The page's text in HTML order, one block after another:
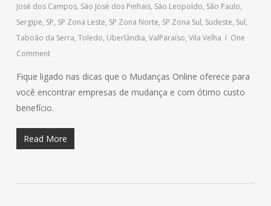
José dos Campos, São José dos Pinhais, São Leopoldo, São Paulo,
Sergipe, SP, SP Zona Leste, SP Zona Norte, SP Zona Sul, Sudeste, Sul,
Taboão da Serra, Toledo, Uberlândia, ValParaíso, Vila Velha
One
Comment
Fique ligado nas dicas que o Mudanças Online oferece para
você encontrar empresas de mudança e com ótimo custo
benefício.
Read More